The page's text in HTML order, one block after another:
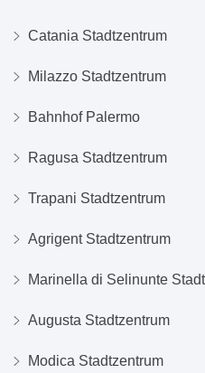
Catania Stadtzentrum
Milazzo Stadtzentrum
Bahnhof Palermo
Ragusa Stadtzentrum
Trapani Stadtzentrum
Agrigent Stadtzentrum
Marinella di Selinunte
Augusta Stadtzentrum
Modica Stadtzentrum